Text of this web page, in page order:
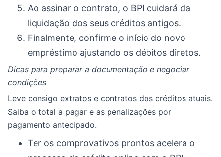
Ao assinar o contrato, o BPI cuidará da
liquidação dos seus créditos antigos.
Finalmente, confirme o início do novo
empréstimo ajustando os débitos diretos.
Dicas para preparar a documentação e negociar
condições
Leve consigo extratos e contratos dos créditos atuais.
Saiba o total a pagar e as penalizações por
pagamento antecipado.
Ter os comprovativos prontos acelera o